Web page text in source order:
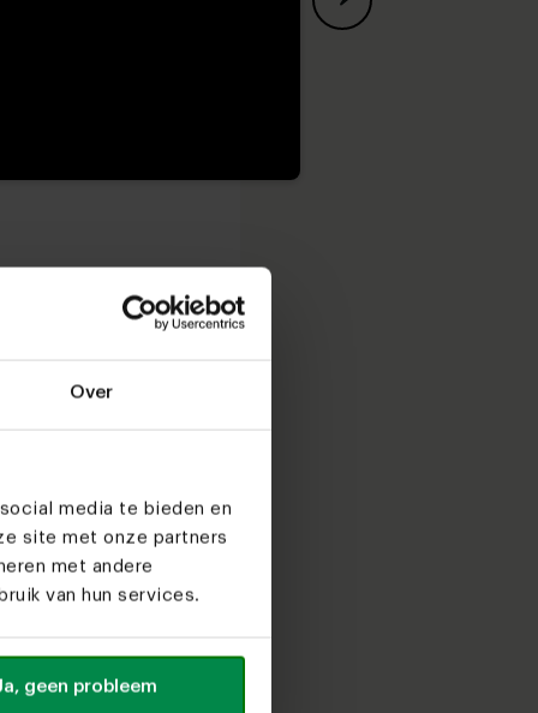
Over
media te bieden en
site met onze partners
met andere
van hun services.
geen probleem